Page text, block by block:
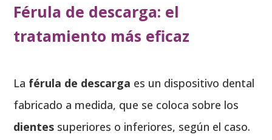
Férula de descarga: el
tratamiento más eficaz
La férula de descarga es un dispositivo dental
fabricado a medida, que se coloca sobre los
dientes superiores o inferiores, según el caso.